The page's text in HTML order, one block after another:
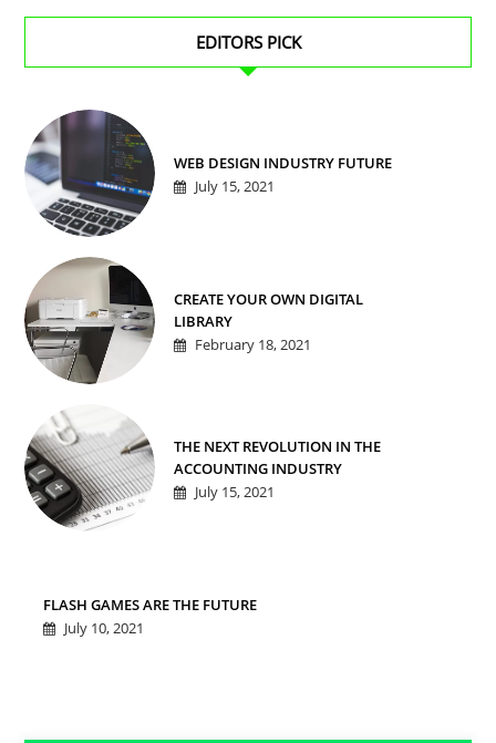
EDITORS PICK
WEB DESIGN INDUSTRY FUTURE
July 15, 2021
CREATE YOUR OWN DIGITAL
LIBRARY
February 18, 2021
THE NEXT REVOLUTION IN THE
ACCOUNTING INDUSTRY
July 15, 2021
FLASH GAMES ARE THE FUTURE
July 10, 2021